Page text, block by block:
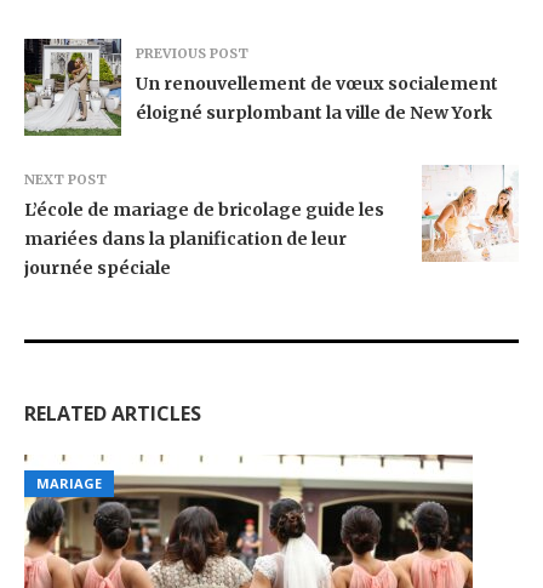
PREVIOUS POST
Un renouvellement de vœux socialement
éloigné surplombant la ville de New York
NEXT POST
L’école de mariage de bricolage guide les
mariées dans la planification de leur
journée spéciale
RELATED ARTICLES
MARIAGE